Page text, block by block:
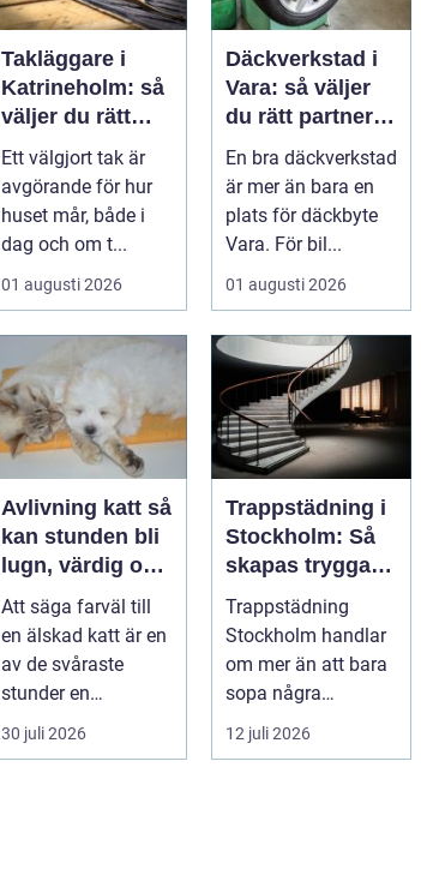
Takläggare i
Katrineholm: så
väljer du rätt
och får ett tak
som håller
Ett välgjort tak är
avgörande för hur
huset mår, både i
dag och om t...
01 augusti 2026
Däckverkstad i
Vara: så väljer
du rätt partner
för säker
körning året
runt
En bra däckverkstad
är mer än bara en
plats för däckbyte
Vara. För bil...
01 augusti 2026
Avlivning katt så
kan stunden bli
lugn, värdig och
trygg
Att säga farväl till
en älskad katt är en
av de svåraste
stunder en
djurägare går
igenom. Beslutet o...
30 juli 2026
Trappstädning i
Stockholm: Så
skapas trygga
och trivsamma
trapphus
Trappstädning
Stockholm handlar
om mer än att bara
sopa några
trappsteg och torka
en...
12 juli 2026